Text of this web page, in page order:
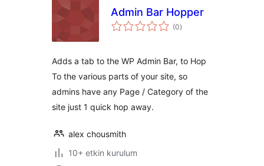
Admin Bar Hopper
(0toplam
puan
)
Adds a tab to the WP Admin Bar, to Hop
To the various parts of your site, so
admins have any Page / Category of the
site just 1 quick hop away.
alex chousmith
10+ etkin kurulum